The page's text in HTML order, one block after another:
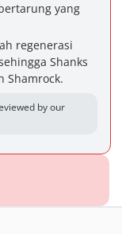
yang
regenerasi
Shanks
Shamrock.
by our